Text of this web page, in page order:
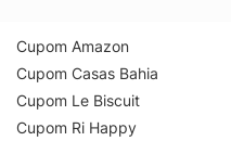
Cupom Amazon
Cupom Casas Bahia
Cupom Le Biscuit
Cupom Ri Happy